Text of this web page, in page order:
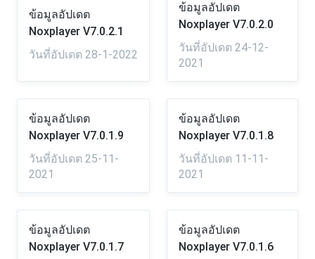
ข้อมูลอัปเดต
Noxplayer V7.0.2.1
วันที่อัปเดต 28-1-2022
ข้อมูลอัปเดต
Noxplayer V7.0.2.0
วันที่อัปเดต 24-12-
2021
ข้อมูลอัปเดต
Noxplayer V7.0.1.9
วันที่อัปเดต 25-11-
2021
ข้อมูลอัปเดต
Noxplayer V7.0.1.8
วันที่อัปเดต 11-11-
2021
ข้อมูลอัปเดต
Noxplayer V7.0.1.7
ข้อมูลอัปเดต
Noxplayer V7.0.1.6